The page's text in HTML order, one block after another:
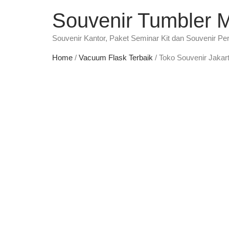
Souvenir Tumbler
Souvenir Kantor, Paket Seminar Kit dan Souvenir
Home / Vacuum Flask Terbaik / Toko Souvenir